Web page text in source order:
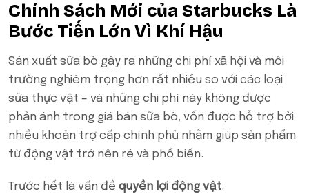
Chính Sách Mới của Starbucks Là
Bước Tiến Lớn Vì Khí Hậu
Sản xuất sữa bò gây ra những chi phí xã hội và môi
trường nghiêm trọng hơn rất nhiều so với các loại
sữa thực vật – và những chi phí này không được
phản ánh trong giá bán sữa bò, vốn được hỗ trợ bởi
nhiều khoản trợ cấp chính phủ nhằm giúp sản phẩm
từ động vật trở nên rẻ và phổ biến.
Trước hết là vấn đề quyền lợi động vật.